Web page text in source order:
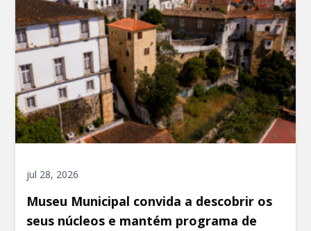
jul 28, 2026
Museu Municipal convida a descobrir os
seus núcleos e mantém programa de